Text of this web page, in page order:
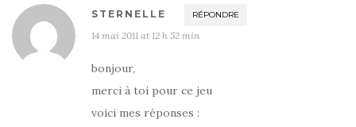
STERNELLE RÉPONDRE
14 mai 2011 at 12 h 52 min
bonjour,
merci à toi pour ce jeu
voici mes réponses :